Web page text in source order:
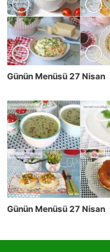
Günün Menüsü 27 Nisan
Günün Menüsü 27 Nisan